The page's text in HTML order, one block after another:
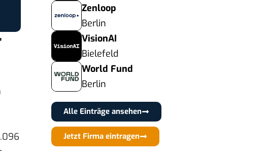
Zenloop
Berlin
VisionAI
Bielefeld
World Fund
Berlin
Alle Einträge ansehen
Jetzt Firma eintragen